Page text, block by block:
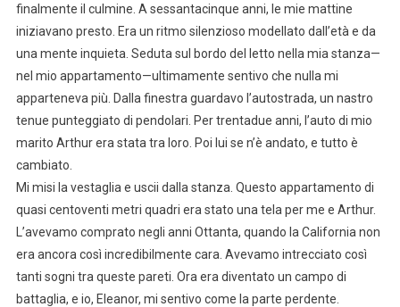
finalmente il culmine. A sessantacinque anni, le mie mattine
iniziavano presto. Era un ritmo silenzioso modellato dall’età e da
una mente inquieta. Seduta sul bordo del letto nella mia stanza—
nel mio appartamento—ultimamente sentivo che nulla mi
apparteneva più. Dalla finestra guardavo l’autostrada, un nastro
tenue punteggiato di pendolari. Per trentadue anni, l’auto di mio
marito Arthur era stata tra loro. Poi lui se n’è andato, e tutto è
cambiato.
Mi misi la vestaglia e uscii dalla stanza. Questo appartamento di
quasi centoventi metri quadri era stato una tela per me e Arthur.
L’avevamo comprato negli anni Ottanta, quando la California non
era ancora così incredibilmente cara. Avevamo intrecciato così
tanti sogni tra queste pareti. Ora era diventato un campo di
battaglia, e io, Eleanor, mi sentivo come la parte perdente.